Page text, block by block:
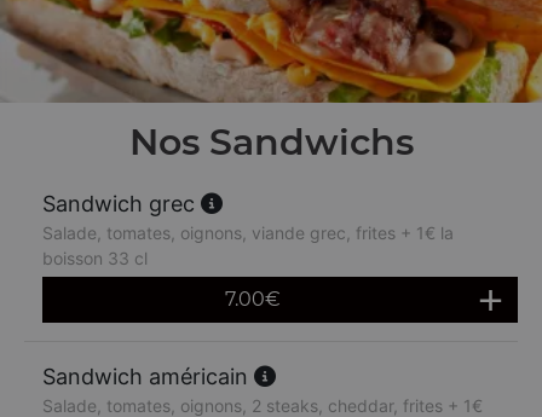
Nos Sandwichs
Sandwich grec
Salade, tomates, oignons, viande grec, frites + 1€ la
boisson 33 cl
7.00€
Sandwich américain
Salade, tomates, oignons, 2 steaks, cheddar, frites + 1€